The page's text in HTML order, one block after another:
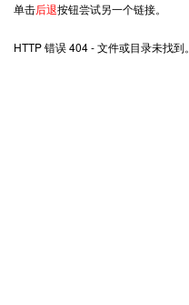
单击后退按钮尝试另一个链接。
HTTP 错误 404 - 文件或目录未找到。